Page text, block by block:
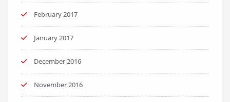
February 2017
January 2017
December 2016
November 2016